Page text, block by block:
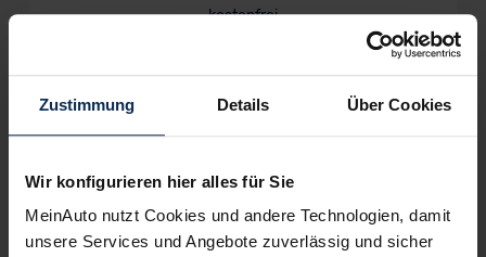
Zustimmung Details Über Cookies
Wir konfigurieren hier alles für Sie
MeinAuto nutzt Cookies und andere Technologien, damit
unsere Services und Angebote zuverlässig und sicher
kostenfrei
Neuwagenmarkt in Deutschland. Unsere Kunden haben
dadurch ihr Wunschauto zum Top-Rabatt erhalten und